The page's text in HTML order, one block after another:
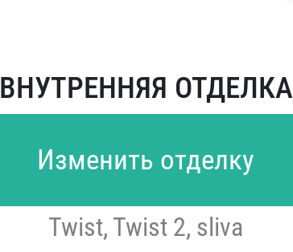
ВНУТРЕННЯЯ ОТДЕЛКА
Изменить отделку
Twist, Twist 2, sliva